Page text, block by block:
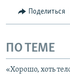
Поделиться
ПО ТЕМЕ
«Хорошо, хоть